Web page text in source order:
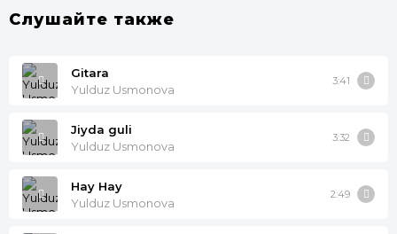
Слушайте также
Gitara
Yulduz Usmonova
3:41
Jiyda guli
Yulduz Usmonova
3:32
Hay Hay
Yulduz Usmonova
2:49